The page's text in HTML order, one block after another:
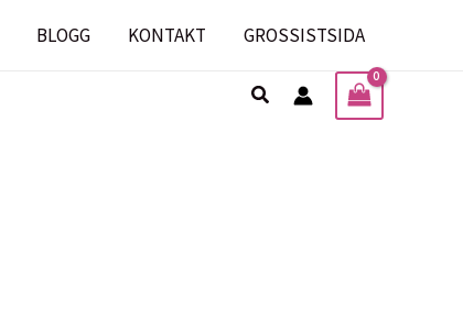
BLOGG KONTAKT GROSSISTSIDA
Sök